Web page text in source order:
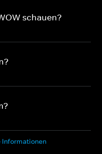
schauen?
Informationen